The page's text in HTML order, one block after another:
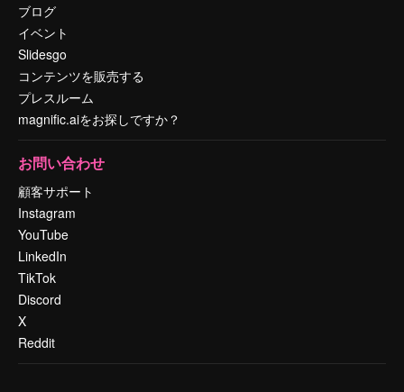
ブログ
イベント
Slidesgo
コンテンツを販売する
プレスルーム
magnific.aiをお探しですか？
お問い合わせ
顧客サポート
Instagram
YouTube
LinkedIn
TikTok
Discord
X
Reddit